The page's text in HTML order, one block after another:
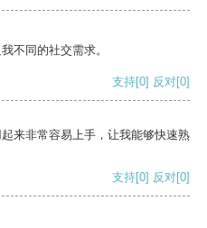
不同的社交需求。
支持[0] 反对[0]
来非常容易上手，让我能够快速熟
支持[0] 反对[0]